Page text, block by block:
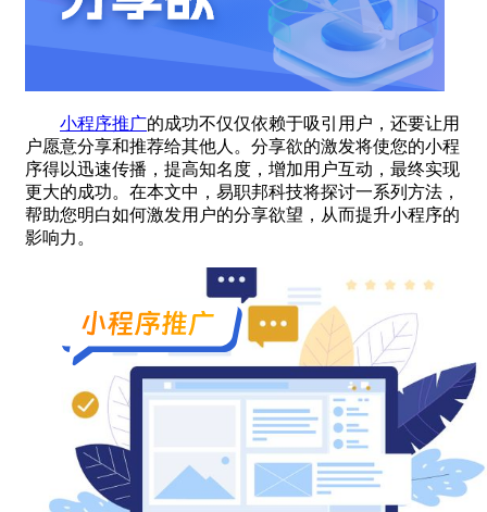
小程序推广的成功不仅仅依赖于吸引用户，还要让用
户愿意分享和推荐给其他人。分享欲的激发将使您的小程
序得以迅速传播，提高知名度，增加用户互动，最终实现
更大的成功。在本文中，易职邦科技将探讨一系列方法，
帮助您明白如何激发用户的分享欲望，从而提升小程序的
影响力。